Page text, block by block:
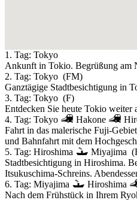
1. Tag: Tokyo
Ankunft in Tokio. Begrüßung am
2. Tag: Tokyo (FM)
Ganztägige Stadtbesichtigung in
3. Tag: Tokyo (F)
Entdecken Sie heute Tokio weiter
4. Tag: Tokyo Hakone
Fahrt in das malerische Fuji-
und Bahnfahrt mit dem
5. Tag: Hiroshima Miyajima
Stadtbesichtigung in Hiroshima.
Itsukuschima-Schreins.
6. Tag: Miyajima Hiroshima
Nach dem Frühstück in Ihrem